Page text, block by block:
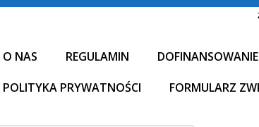
O NAS REGULAMIN DOFINANSOWANIE
POLITYKA PRYWATNOŚCI
FORMULARZ